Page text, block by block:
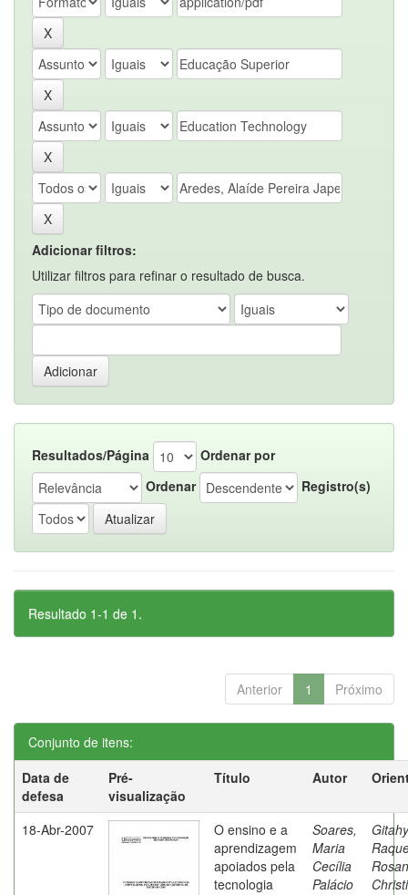
Adicionar filtros:
Utilizar filtros para refinar o resultado de busca.
Resultados/Página
Ordenar por
Ordenar
Registro(s)
Resultado 1-1 de 1.
Anterior 1 Próximo
Conjunto de itens:
Data de
defesa
Pré-
visualização
Título Autor
18-Abr-2007
O ensino e a
aprendizagem
apoiados pela
tecnologia
Soares,
Maria
Cecília
Palácio
Rosan